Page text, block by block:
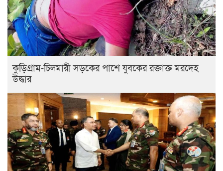
কুড়িগ্রাম-চিলমারী সড়কের পাশে যুবকের রক্তাক্ত মরদেহ
উদ্ধার